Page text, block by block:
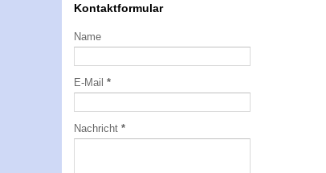
Kontaktformular
Name
E-Mail *
Nachricht *